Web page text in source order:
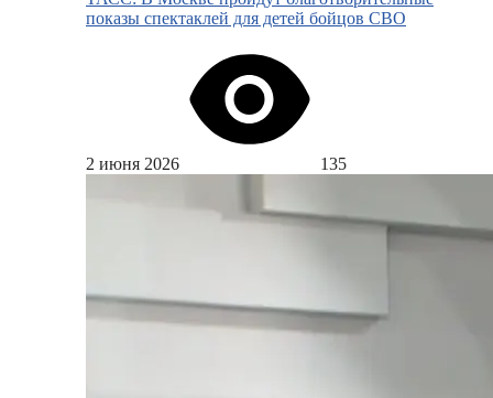
показы спектаклей для детей бойцов СВО
2 июня 2026 135